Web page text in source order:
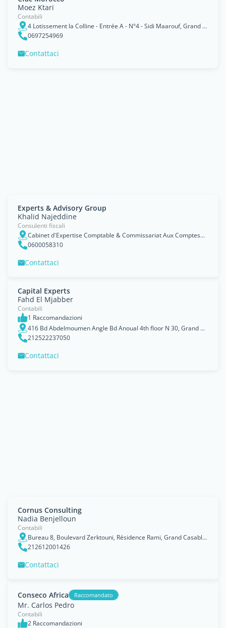
Moez Ktari
Contabili
4 Lotissement la Colline - Entrée A - N°4 - Sidi Maarouf, Grand Casablanca
0697254969
Contattaci
Experts & Advisory Group
Khalid Najeddine
Consulenti fiscali
Cabinet d'Expertise Comptable & Commissariat Aux Comptes22 rue du Parc, Boulevard Rachidi, Casablanca, Grand Casablanca
0600058310
Contattaci
Capital Experts
Fahd El Mjabber
Contabili
1 Raccomandazioni
416 Bd Abdelmoumen Angle Bd Anoual 4th floor N 30, Grand Casablanca
212522237050
Contattaci
Cornus Consulting
Nadia Benjelloun
Contabili
Bureau 8, Boulevard Zerktouni, Résidence Rami, Grand Casablanca
212612001426
Contattaci
Conseco Africa Raccomandato
Mr. Carlos Pedro
Contabili
2 Raccomandazioni